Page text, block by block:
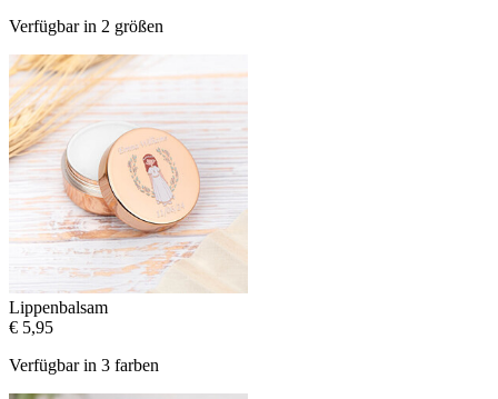
Verfügbar in 2 größen
Lippenbalsam
€ 5,95
Verfügbar in 3 farben